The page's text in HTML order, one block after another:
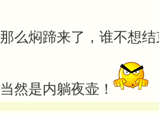
那么焖蹄来了，谁不想
当然是内躺夜壶！